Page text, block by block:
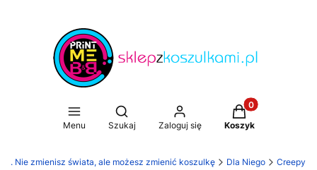
Menu
Otwórz wyszukiwarkę
Szukaj Zaloguj się
Produkty w
Koszyk
Nie zmienisz świata, ale możesz zmienić koszulkę Dla Niego Creepy